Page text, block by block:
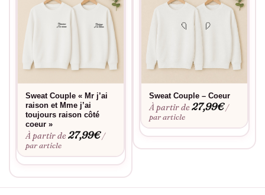
Sweat Couple « Mr j’ai
raison et Mme j’ai
toujours raison côté
coeur »
À partir de27,99€ /
par article
Sweat Couple – Coeur
À partir de27,99€ /
par article